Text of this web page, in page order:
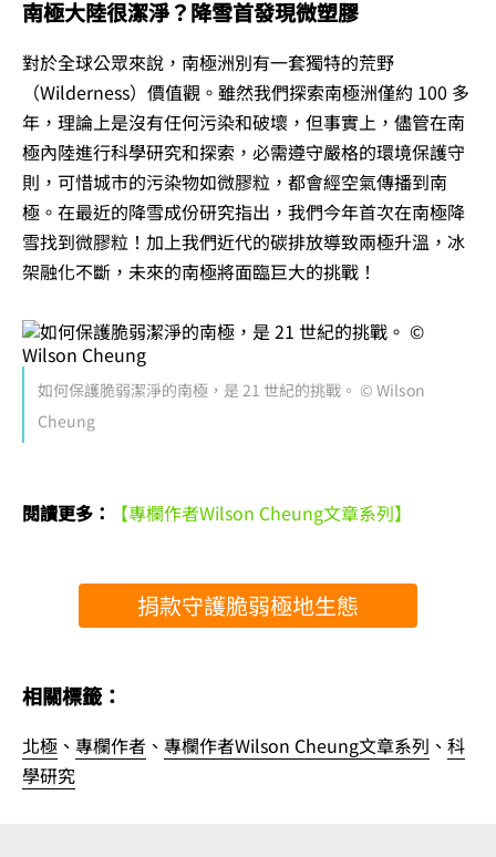
南極大陸很潔淨？降雪首發現微塑膠
對於全球公眾來說，南極洲別有一套獨特的荒野
（Wilderness）價值觀。雖然我們探索南極洲僅約 100 多
年，理論上是沒有任何污染和破壞，但事實上，儘管在南
極內陸進行科學研究和探索，必需遵守嚴格的環境保護守
則，可惜城市的污染物如微膠粒，都會經空氣傳播到南
極。在最近的降雪成份研究指出，我們今年首次在南極降
雪找到微膠粒！加上我們近代的碳排放導致兩極升溫，冰
架融化不斷，未來的南極將面臨巨大的挑戰！
如何保護脆弱潔淨的南極，是 21 世紀的挑戰。 © Wilson
Cheung
閱讀更多： 【專欄作者Wilson Cheung文章系列】
捐款守護脆弱極地生態
相關標籤：
北極 、 專欄作者 、 專欄作者Wilson Cheung文章系列 、 科
學研究